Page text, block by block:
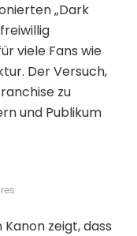
„Dark
viele Fans wie
Der Versuch,
zu
und Publikum
zeigt, dass